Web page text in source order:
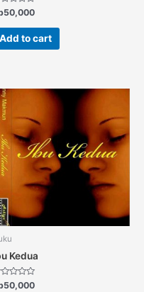
50,000
Add to cart
Kedua
50,000